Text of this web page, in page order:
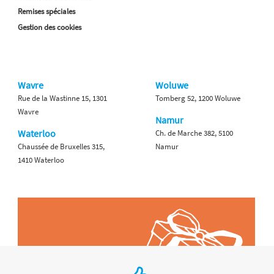
Remises spéciales
Gestion des cookies
Wavre
Rue de la Wastinne 15, 1301
Wavre
Waterloo
Chaussée de Bruxelles 315,
1410 Waterloo
Woluwe
Tomberg 52, 1200 Woluwe
Namur
Ch. de Marche 382, 5100
Namur